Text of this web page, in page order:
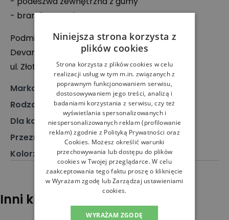
- branding producenta
Podmiot odpowiedzialny:
Devanlay Polska Spółka z o. o.
ul. Złota 59, 00-120 Warszawa, Polska
Marka
Lacoste
Rodzaj
Obuwie, Sneakersy
Dla kogo : Dla niego
Przeznaczenie: Buty klasyczne
Kolor: Czarny
Inni klienci sprawdzali również
Niniejsza strona korzysta z
plików cookies
Strona korzysta z plików cookies w celu
realizacji usług w tym m.in. związanych z
poprawnym funkcjonowaniem serwisu,
dostosowywaniem jego treści, analizą i
badaniami korzystania z serwisu, czy też
wyświetlania spersonalizowanych i
niespersonalizowanych reklam (profilowanie
reklam) zgodnie z Polityką Prywatności oraz
Cookies. Możesz określić warunki
przechowywania lub dostępu do plików
cookies w Twojej przeglądarce. W celu
zaakceptowania tego faktu proszę o kliknięcie
w Wyrażam zgodę lub Zarządzaj ustawieniami
cookies.
WYRAŻAM ZGODĘ